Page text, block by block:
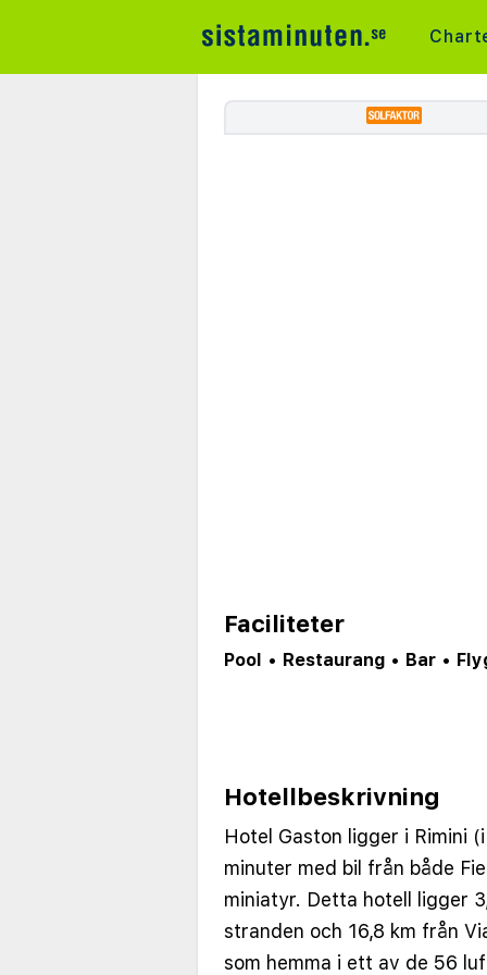
Faciliteter
Pool • Restaurang • Bar •
Hotellbeskrivning
Hotel Gaston ligger i Rimini
minuter med bil från både
miniatyr. Detta hotell ligger
stranden och 16,8 km från
som hemma i ett av de 56